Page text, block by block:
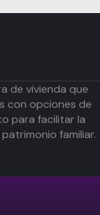
de vivienda que
con opciones de
para facilitar la
familiar.